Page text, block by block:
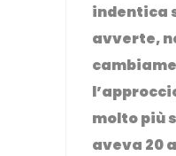
indentica
avverte,
molto più
aveva 20